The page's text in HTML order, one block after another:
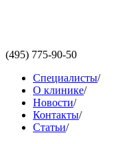
(495) 775-90-50
Специалисты/
О клинике/
Новости/
Контакты/
Статьи/